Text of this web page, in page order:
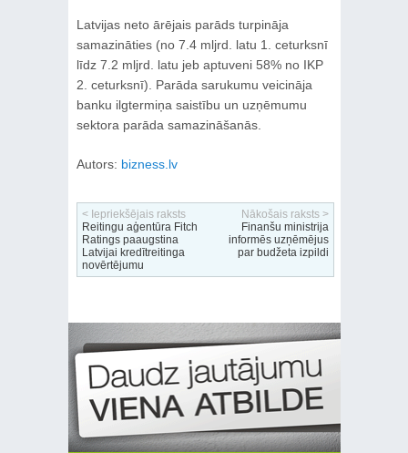
Latvijas neto ārējais parāds turpināja
samazināties (no 7.4 mljrd. latu 1. ceturksnī
līdz 7.2 mljrd. latu jeb aptuveni 58% no IKP
2. ceturksnī). Parāda sarukumu veicināja
banku ilgtermiņa saistību un uzņēmumu
sektora parāda samazināšanās.
Autors: bizness.lv
< Iepriekšējais raksts
Reitingu aģentūra Fitch
Ratings paaugstina
Latvijai kredītreitinga
novērtējumu
Nākošais raksts >
Finanšu ministrija
informēs uzņēmējus
par budžeta izpildi